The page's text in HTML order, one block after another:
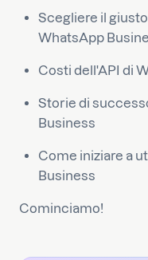
Scegliere il
WhatsApp
Costi dell'API di
Storie di
Business
Come iniziare a
Business
Cominciamo!